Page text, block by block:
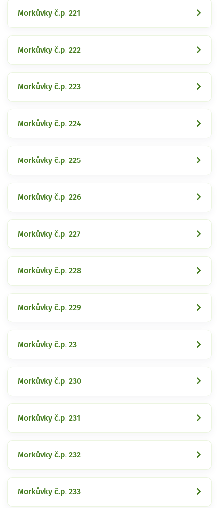
Morkůvky č.p. 221
Morkůvky č.p. 222
Morkůvky č.p. 223
Morkůvky č.p. 224
Morkůvky č.p. 225
Morkůvky č.p. 226
Morkůvky č.p. 227
Morkůvky č.p. 228
Morkůvky č.p. 229
Morkůvky č.p. 23
Morkůvky č.p. 230
Morkůvky č.p. 231
Morkůvky č.p. 232
Morkůvky č.p. 233